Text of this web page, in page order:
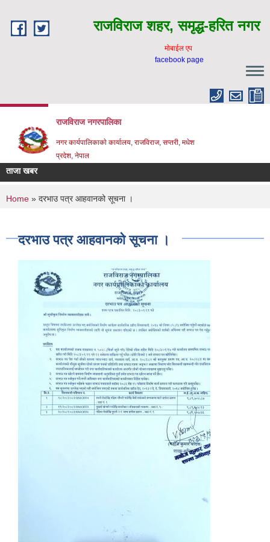
राजविराज शहर, समृद्ध-हरित नगर
माेबाईल एप
facebook page
राजविराज नगरपालिका
नगर कार्यपालिकाकाे कार्यालय, राजविराज, सप्तरी, मधेश
प्रदेश, नेपाल
ताजा खबर
You are here
Home » दरभाउ पत्र आहवानको सूचना ।
दरभाउ पत्र आहवानको सूचना ।